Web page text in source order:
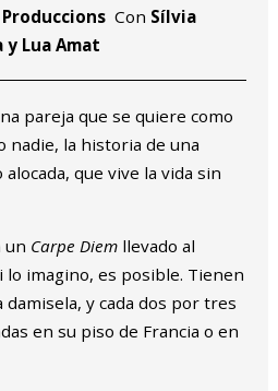
Con Sílvia
y Lua Amat
pareja que se quiere como
nadie, la historia de una
que vive la vida sin
un Carpe Diemllevado al
lo imagino, es posible. Tienen
y cada dos por tres
en su piso de Francia o en